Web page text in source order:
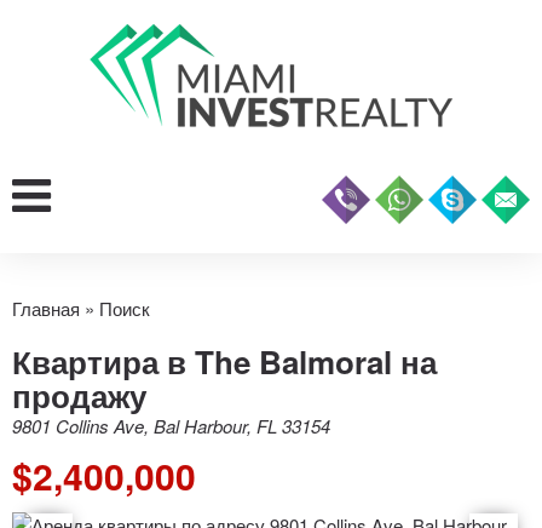
Главная » Поиск
Квартира в The Balmoral на
продажу
9801 Collins Ave, Bal Harbour, FL 33154
$2,400,000